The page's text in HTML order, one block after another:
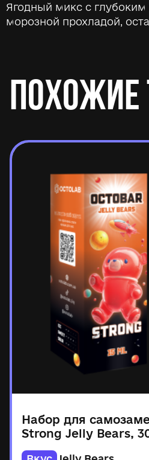
Ягодный микс с
морозной прохладой,
ПОХОЖИЕ
Набор для
Strong Jelly Bears,